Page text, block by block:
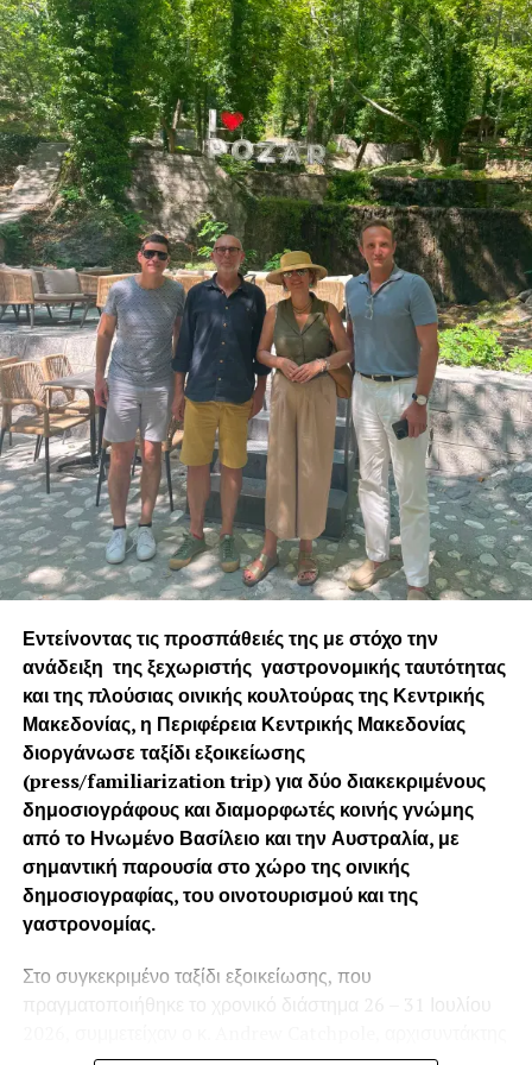
ημέρα που χάθηκε. Τέλος, η εκδήλωση
έκλεισε με την τήρηση ενός λεπτού σιγής στη μνήμη του
αλησμόνητου κατακτητή των
κορυφών.
Η εκδήλωση τελούσε υπό την αιγίδα της Περιφέρειας
Κεντρικής Μακεδονίας καθώς και του
Τμήματος Προστασίας και Προαγωγής της Δημόσιας
Υγείας της Αντιδημαρχίας Κοινωνικής
Πολιτικής, Υγείας και Πρόνοιας του Δήμου Θεσσαλονίκης.
RELATED TOPICS: FEATURED
UP NEXT
Νέα Γεωργία Νέα Γενιά | «Προωθώντας την
βιώσιμη υδατοκαλλιέργεια μικρής κλίμακας στη
Μεσόγειο»
DON'T MISS
Τριήμερο του Προγράμματος Agrifood
Leadership στο Λουτράκι και τη Νεμέα
Εντείνοντας τις προσπάθειές της με στόχο την
ανάδειξη της ξεχωριστής γαστρονομικής ταυτότητας
και της πλούσιας οινικής κουλτούρας της Κεντρικής
Μακεδονίας, η Περιφέρεια Κεντρικής Μακεδονίας
διοργάνωσε ταξίδι εξοικείωσης
(press/familiarizationtrip) για δύο διακεκριμένους
δημοσιογράφους και διαμορφωτές κοινής γνώμης
από το Ηνωμένο Βασίλειο και την Αυστραλία, με
σημαντική παρουσία στο χώρο της οινικής
δημοσιογραφίας, του οινοτουρισμού και της
γαστρονομίας.
Στο συγκεκριμένο ταξίδι εξοικείωσης, που
πραγματοποιήθηκε το χρονικό διάστημα 26 – 31 Ιουλίου